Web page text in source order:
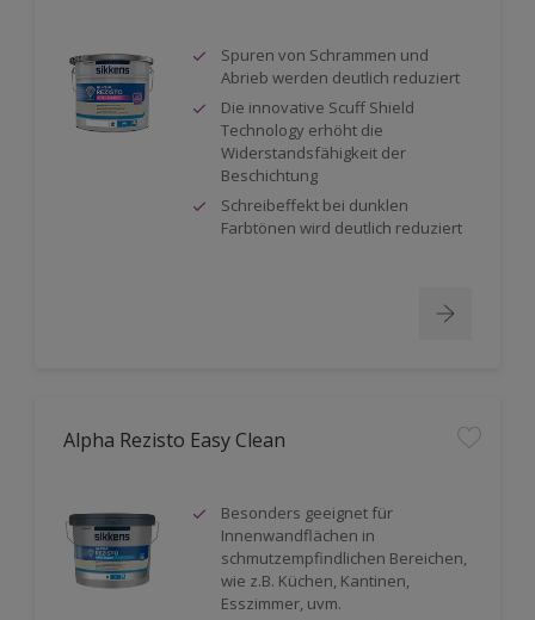
Spuren von Schrammen und
Abrieb werden deutlich reduziert
Die innovative Scuff Shield
Technology erhöht die
Widerstandsfähigkeit der
Beschichtung
Schreibeffekt bei dunklen
Farbtönen wird deutlich reduziert
Alpha Rezisto Easy Clean
Besonders geeignet für
Innenwandflächen in
schmutzempfindlichen Bereichen,
wie z.B. Küchen, Kantinen,
Esszimmer, uvm.